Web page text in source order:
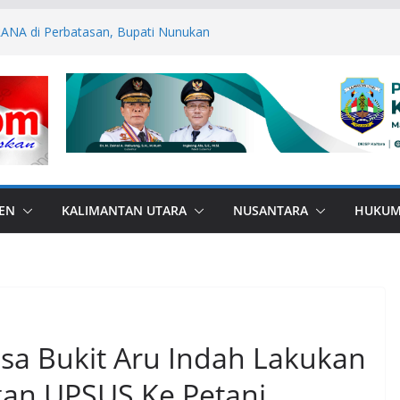
di Perbatasan, Bupati Nunukan
RI, Bendera Merah Putih 81 Meter
RI–Malaysia Pulau Sebatik
Kodim 1506/Namlea Bersama Yonif
Pembangunan Jembatan
Ilath
Dapat Bantuan
KALIMANTAN UTARA NUSANTARA
Bukit Aru Indah Lakukan